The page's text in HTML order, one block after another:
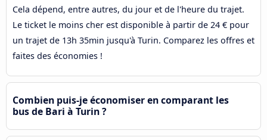
Cela dépend, entre autres, du jour et de l'heure du trajet.
Le ticket le moins cher est disponible à partir de 24 € pour
un trajet de 13h 35min jusqu'à Turin. Comparez les offres et
faites des économies !
Combien puis-je économiser en comparant les
bus de Bari à Turin ?